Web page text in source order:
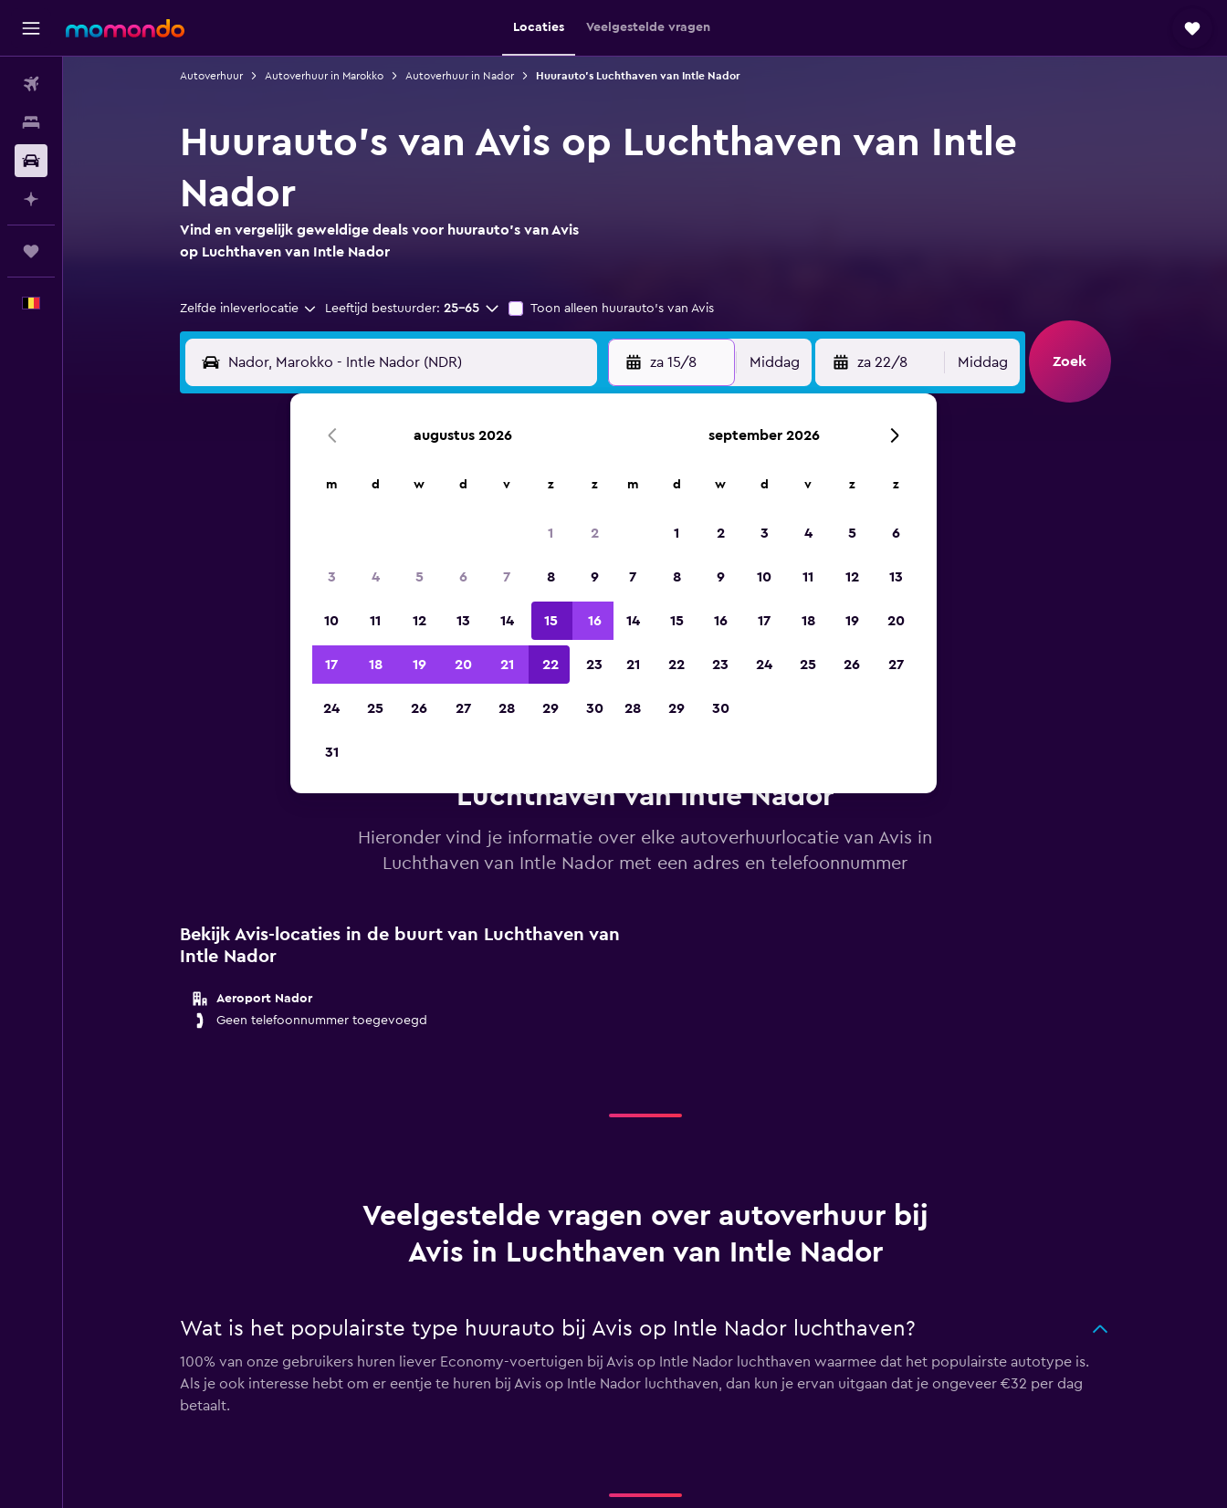
Locaties Veelgestelde vragen
Autoverhuur Autoverhuur in Marokko Autoverhuur in Nador Huurauto's Luchthaven van Intle Nador
Huurauto's van Avis op Luchthaven van Intle
Nador
Vind en vergelijk geweldige deals voor huurauto's van Avis
op Luchthaven van Intle Nador
Zelfde inleverlocatie Leeftijd bestuurder: 25-65 Toon alleen huurauto's van Avis
za 15/8 Middag za 22/8 Middag Zoek
app 2023
Luchthaven van Intle Nador
Hieronder vind je informatie over elke autoverhuurlocatie van Avis in
Luchthaven van Intle Nador met een adres en telefoonnummer
Bekijk Avis-locaties in de buurt van Luchthaven van
Intle Nador
Aeroport Nador
Geen telefoonnummer toegevoegd
Veelgestelde vragen over autoverhuur bij
Avis in Luchthaven van Intle Nador
Wat is het populairste type huurauto bij Avis op Intle Nador luchthaven?
100% van onze gebruikers huren liever Economy-voertuigen bij Avis op Intle Nador luchthaven waarmee dat het populairste autotype is.
Als je ook interesse hebt om er eentje te huren bij Avis op Intle Nador luchthaven, dan kun je ervan uitgaan dat je ongeveer €32 per dag
betaalt.
augustus 2026
m d w d v z z
1 2
3 4 5 6 7 8 9
10 11 12 13 14 15 16
17 18 19 20 21 22 23
24 25 26 27 28 29 30
31
september 2026
m d w d v z z
1 2 3 4 5 6
7 8 9 10 11 12 13
14 15 16 17 18 19 20
21 22 23 24 25 26 27
28 29 30